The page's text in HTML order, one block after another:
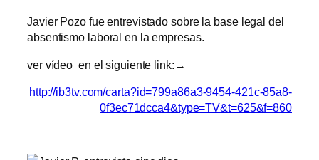
Javier Pozo fue entrevistado sobre la base legal del
absentismo laboral en la empresas.
ver vídeo en el siguiente link:→
http://ib3tv.com/carta?id=799a86a3-9454-421c-85a8-
0f3ec71dcca4&type=TV&t=625&f=860